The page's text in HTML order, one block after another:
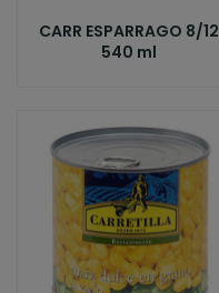
CARR ESPARRAGO 8/12
540 ml